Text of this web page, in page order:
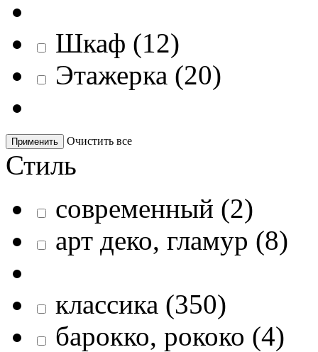
Шкаф (12)
Этажерка (20)
Применить Очистить все
Стиль
современный (2)
арт деко, гламур (8)
классика (350)
барокко, рококо (4)